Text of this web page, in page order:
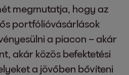
megmutatja, hogy az
portfólióvásárlások
a piacon – akár
akár közös befektetési
a jövőben bővíteni